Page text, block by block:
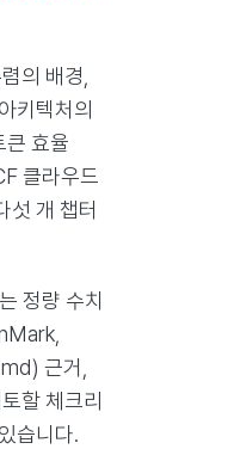
의 배경,
키텍처의
큰 효율
클라우드
섯 개 챕터
정량 수치
근거,
할 체크리
습니다.